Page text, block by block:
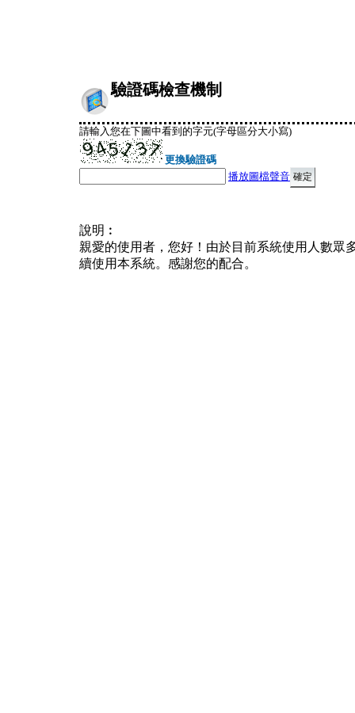
驗證碼檢查機制
請輸入您在下圖中看到的字元(字母區分大小寫)
更換驗證碼
播放圖檔聲音
說明︰
親愛的使用者，您好！由於目前系統使用人數眾
續使用本系統。感謝您的配合。